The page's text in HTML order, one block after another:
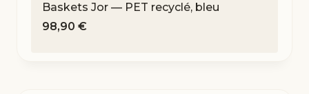
Baskets Jor — PET recyclé, bleu
98,90 €